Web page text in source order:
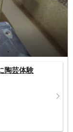
陶芸体験